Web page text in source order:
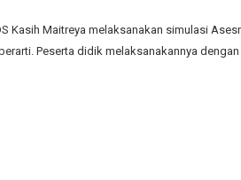
Kasih Maitreya melaksanakan simulasi
Peserta didik melaksanakannya